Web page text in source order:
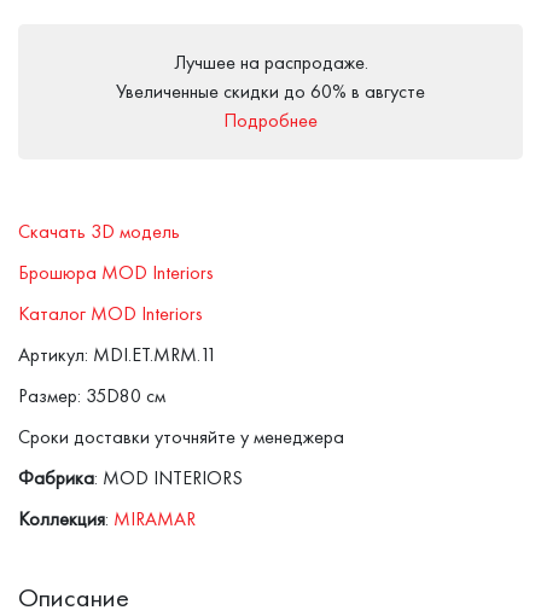
Лучшее на распродаже.
Увеличенные скидки до 60% в августе
Подробнее
Скачать 3D модель
Брошюра MOD Interiors
Каталог MOD Interiors
Артикул: MDI.ET.MRM.11
Размер: 35D80 см
Сроки доставки уточняйте у менеджера
Фабрика: MOD INTERIORS
Коллекция: MIRAMAR
Описание